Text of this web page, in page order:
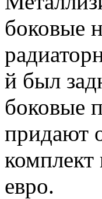
боковые
й был
боковые
придают
евро.